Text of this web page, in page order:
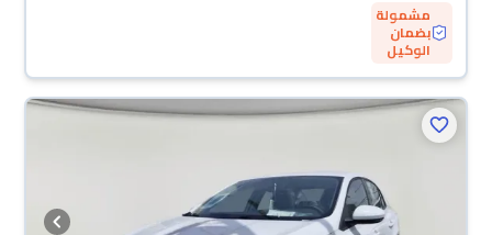
مشمولة
بضمان
الوكيل